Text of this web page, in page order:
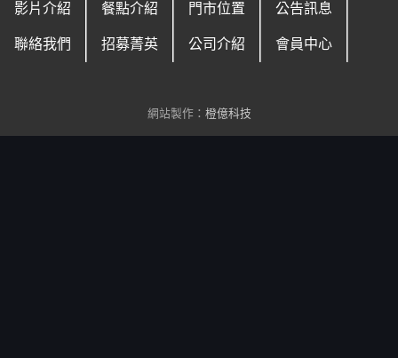
去敲定看片時間
影片介紹 餐點介紹 門市位置 公告訊息
聯絡我們 招募菁英 公司介紹 會員中心
網站製作： 橙億科技